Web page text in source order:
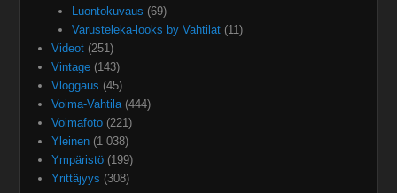
Luontokuvaus (69)
Varusteleka-looks by Vahtilat(11)
Videot (251)
Vintage (143)
Vloggaus (45)
Voima-Vahtila (444)
Voimafoto (221)
Yleinen (1 038)
Ympäristö (199)
Yrittäjyys (308)